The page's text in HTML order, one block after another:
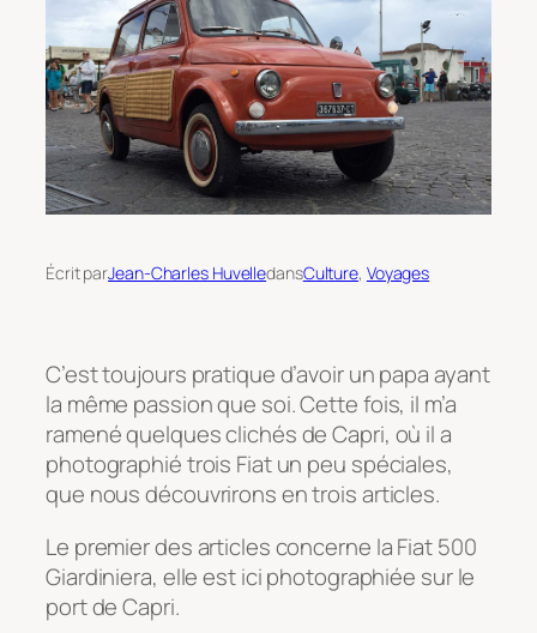
Écrit parJean-Charles HuvelledansCulture, Voyages
C’est toujours pratique d’avoir un papa ayant
la même passion que soi. Cette fois, il m’a
ramené quelques clichés de Capri, où il a
photographié trois Fiat un peu spéciales,
que nous découvrirons en trois articles.
Le premier des articles concerne la Fiat 500
Giardiniera, elle est ici photographiée sur le
port de Capri.